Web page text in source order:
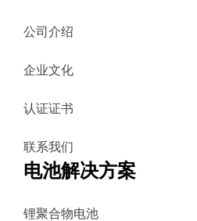
公司介绍
企业文化
认证证书
联系我们
电池解决方案
锂聚合物电池